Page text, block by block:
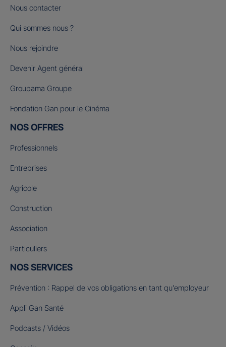
Nous contacter
Qui sommes nous ?
Nous rejoindre
Devenir Agent général
Groupama Groupe
Fondation Gan pour le Cinéma
NOS OFFRES
Professionnels
Entreprises
Agricole
Construction
Association
Particuliers
NOS SERVICES
Prévention : Rappel de vos obligations en tant qu’employeur
Appli Gan Santé
Podcasts / Vidéos